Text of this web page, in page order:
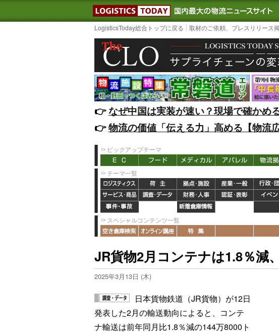
LOGISTICS TODAY｜国内最
LogisticsToday総合トップに戻る 取材のご依頼、プレスリリース
👉️なぜ中国は実装が速い？現場で確かめ
👉️物流の価値「伝える力」高める【物流
ピックアップテーマ
テーマ一覧
スペシャルコンテンツ一覧
JR貨物2月コンテナは1.8％減
2025年3月13日 (木)
日本貨物鉄道（JR貨物）が12日
発表した2月の輸送動向によると、コンテ
ナ輸送は前年同月比1.8％減の144万8000ト